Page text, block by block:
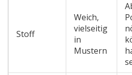
Stoff
Weich,
vielseitig
in
Mustern